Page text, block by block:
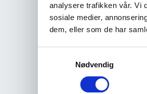
analysere trafikken vår. Vi
sosiale medier,
dem, eller som de har
Nødvendig